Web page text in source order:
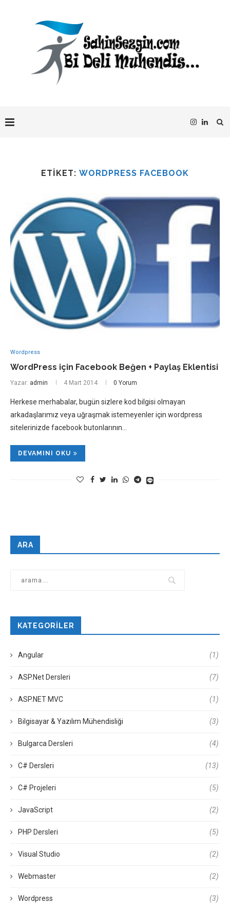
ETIKET: WORDPRESS FACEBOOK
Wordpress
WordPress için Facebook Beğen + Paylaş Eklentisi
Yazar: admin 4 Mart 2014 0 Yorum
Herkese merhabalar, bugün sizlere kod bilgisi olmayan
arkadaşlarımız veya uğraşmak istemeyenler için wordpress
sitelerinizde facebook butonlarının…
DEVAMINI OKU
ARA
KATEGORILER
Angular (1)
ASP.Net Dersleri (7)
ASP.NET MVC (1)
Bilgisayar & Yazılım Mühendisliği (3)
Bulgarca Dersleri (4)
C# Dersleri (13)
C# Projeleri (5)
JavaScript (2)
PHP Dersleri (5)
Visual Studio (2)
Webmaster (2)
Wordpress (3)